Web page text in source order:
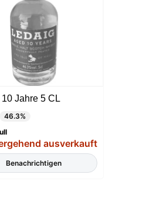
10 Jahre 5 CL
46.3%
ausverkauft
Benachrichtigen